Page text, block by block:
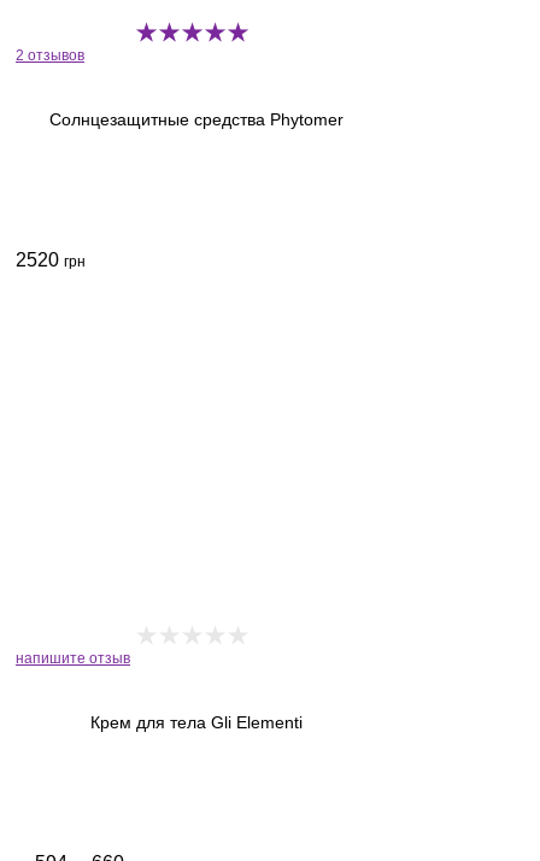
2 отзывов
Солнцезащитные средства Phytomer
2520 грн
напишите отзыв
Крем для тела Gli Elementi